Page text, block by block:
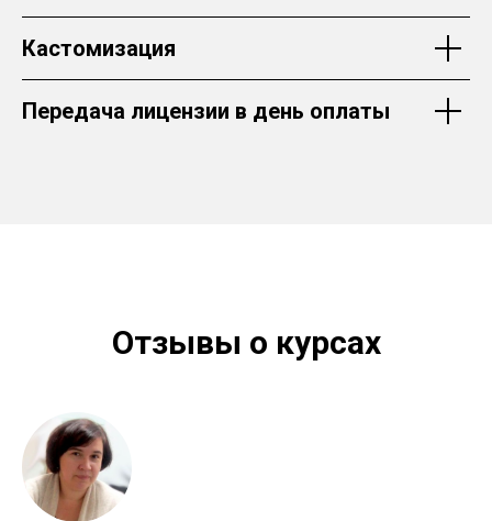
Кастомизация
Передача лицензии в день оплаты
Отзывы о курсах